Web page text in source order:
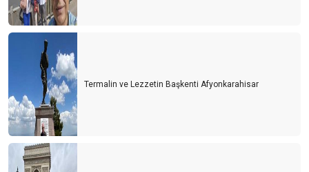
Termalin ve Lezzetin Başkenti Afyonkarahisar